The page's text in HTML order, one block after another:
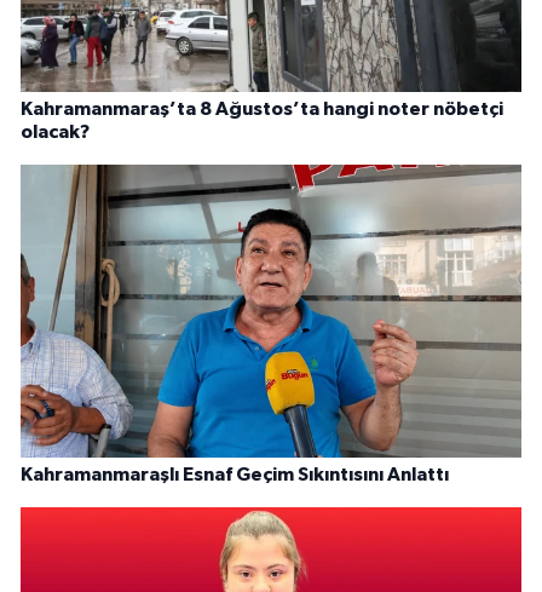
Kahramanmaraş’ta 8 Ağustos’ta hangi noter nöbetçi
olacak?
Kahramanmaraşlı Esnaf Geçim Sıkıntısını Anlattı